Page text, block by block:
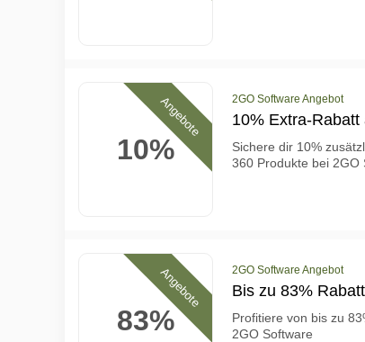
10%
Angebote 2GO Software Angebot
10% Extra-
Sichere dir 10%
360 Produkte bei 2GO
83%
Angebote 2GO Software Angebot
Bis zu 83%
Profitiere von bis zu
2GO Software